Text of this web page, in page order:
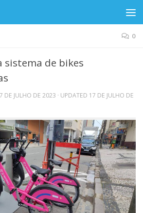
0
de bikes
DE JULHO DE 2023 · UPDATED 17 DE JULHO DE